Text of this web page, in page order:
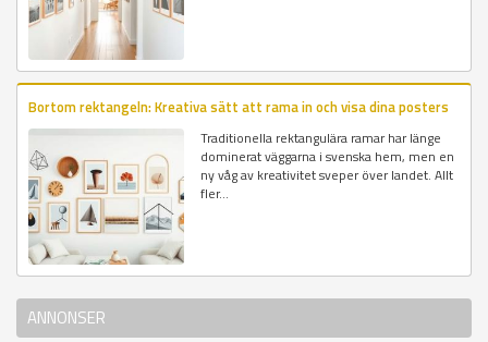
Bortom rektangeln: Kreativa sätt att rama in och visa dina posters
Traditionella rektangulära ramar har länge
dominerat väggarna i svenska hem, men en
ny våg av kreativitet sveper över landet. Allt
fler...
ANNONSER